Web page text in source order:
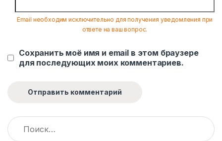
Email необходим исключительно для получения уведомления при
ответе на ваш вопрос.
Сохранить моё имя и email в этом браузере
для последующих моих комментариев.
Найти: